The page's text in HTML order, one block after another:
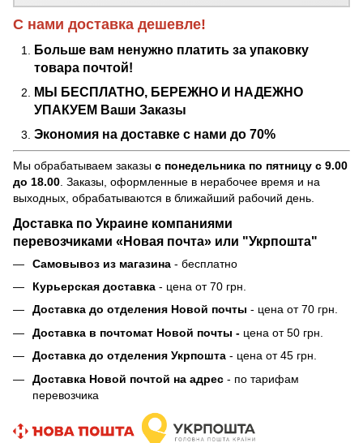
С нами доставка дешевле!
Больше вам ненужно платить за упаковку
товара почтой!
МЫ БЕСПЛАТНО, БЕРЕЖНО И НАДЕЖНО
УПАКУЕМ Ваши Заказы
Экономия на доставке с нами до 70%
Мы обрабатываем заказы с понедельника по пятницу с 9.00
до 18.00 . Заказы, оформленные в нерабочее время и на
выходных, обрабатываются в ближайший рабочий день.
Доставка по Украине компаниями
перевозчиками «Новая почта» или "Укрпошта"
Самовывоз из магазина - бесплатно
Курьерская доставка - цена от 70 грн.
Доставка до отделения Новой почты - цена от 70 грн.
Доставка в почтомат Новой почты - цена от 50 грн.
Доставка до отделения Укрпошта - цена от 45 грн.
Доставка Новой почтой на адрес - по тарифам
перевозчика